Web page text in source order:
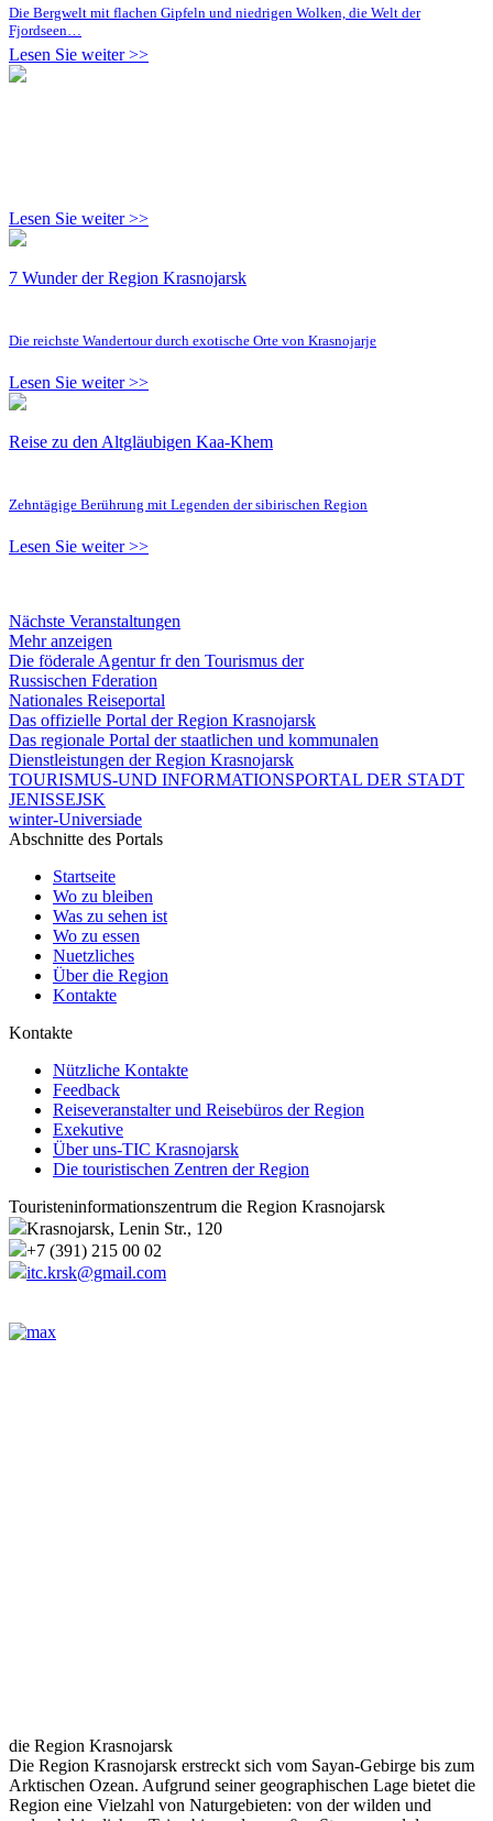
Die Bergwelt mit flachen Gipfeln und niedrigen Wolken, die Welt der
Fjordseen…
Lesen Sie weiter >>
Lesen Sie weiter >>
7 Wunder der Region Krasnojarsk
Die reichste Wandertour durch exotische Orte von Krasnojarje
Lesen Sie weiter >>
Reise zu den Altgläubigen Kaa-Khem
Zehntägige Berührung mit Legenden der sibirischen Region
Lesen Sie weiter >>
Nächste Veranstaltungen
Mehr anzeigen
Die föderale Agentur fr den Tourismus der
Russischen Fderation
Nationales Reiseportal
Das offizielle Portal der Region Krasnojarsk
Das regionale Portal der staatlichen und kommunalen
Dienstleistungen der Region Krasnojarsk
TOURISMUS-UND INFORMATIONSPORTAL DER STADT
JENISSEJSK
winter-Universiade
Abschnitte des Portals
Startseite
Wo zu bleiben
Was zu sehen ist
Wo zu essen
Nuetzliches
Über die Region
Kontakte
Kontakte
Nützliche Kontakte
Feedback
Reiseveranstalter und Reisebüros der Region
Exekutive
Über uns-TIC Krasnojarsk
Die touristischen Zentren der Region
Touristeninformationszentrum die Region Krasnojarsk
Krasnojarsk, Lenin Str., 120
+7 (391) 215 00 02
itc.krsk@gmail.com
die Region Krasnojarsk
Die Region Krasnojarsk erstreckt sich vom Sayan-Gebirge bis zum
Arktischen Ozean. Aufgrund seiner geographischen Lage bietet die
Region eine Vielzahl von Naturgebieten: von der wilden und